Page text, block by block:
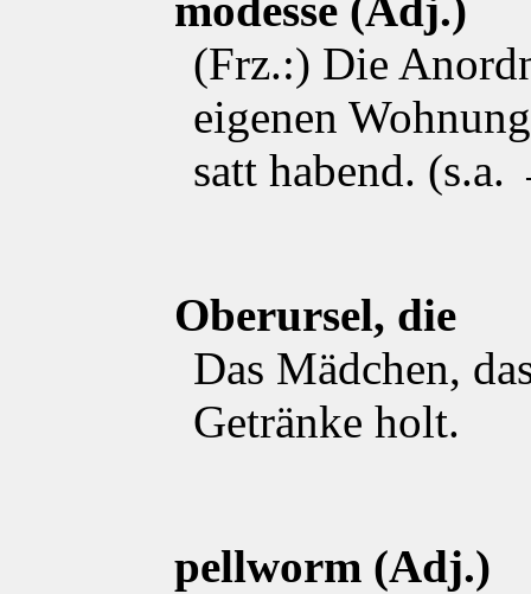
(Frz.:) Die
eigenen
satt habend.
Oberursel, die
Das Mädchen,
Getränke holt.
pellworm (Adj.)